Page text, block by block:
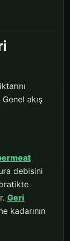
akış
debisini
Geri
kadarının